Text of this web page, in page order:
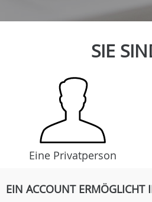
SIE
Eine Privatperson
EIN ACCOUNT ERMÖGLICHT